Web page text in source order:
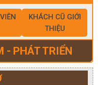
KHÁCH CŨ GIỚI
THIỆU
- PHÁT TRIỂN